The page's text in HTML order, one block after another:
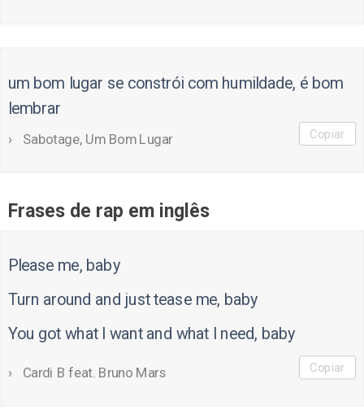
um bom lugar se constrói com humildade, é bom
lembrar
Sabotage, Um Bom Lugar Copiar
Frases de rap em inglês
Please me, baby
Turn around and just tease me, baby
You got what I want and what I need, baby
Cardi B feat. Bruno Mars Copiar